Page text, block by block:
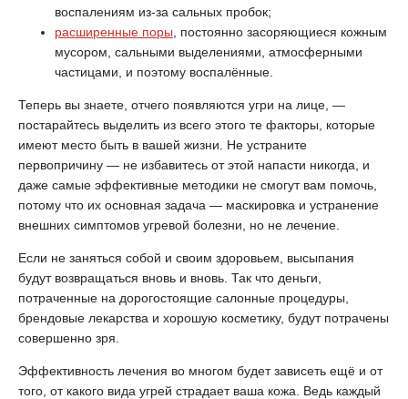
воспалениям из-за сальных пробок;
расширенные поры , постоянно засоряющиеся кожным
мусором, сальными выделениями, атмосферными
частицами, и поэтому воспалённые.
Теперь вы знаете, отчего появляются угри на лице, —
постарайтесь выделить из всего этого те факторы, которые
имеют место быть в вашей жизни. Не устраните
первопричину — не избавитесь от этой напасти никогда, и
даже самые эффективные методики не смогут вам помочь,
потому что их основная задача — маскировка и устранение
внешних симптомов угревой болезни, но не лечение.
Если не заняться собой и своим здоровьем, высыпания
будут возвращаться вновь и вновь. Так что деньги,
потраченные на дорогостоящие салонные процедуры,
брендовые лекарства и хорошую косметику, будут потрачены
совершенно зря.
Эффективность лечения во многом будет зависеть ещё и от
того, от какого вида угрей страдает ваша кожа. Ведь каждый